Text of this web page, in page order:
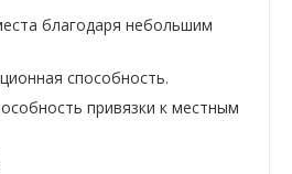
благодаря небольшим
способность.
привязки к местным